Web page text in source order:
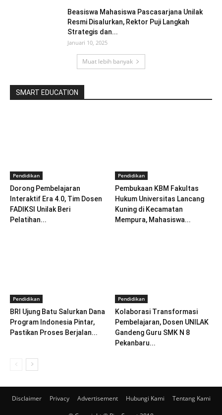
Beasiswa Mahasiswa Pascasarjana Unilak
Resmi Disalurkan, Rektor Puji Langkah
Strategis dan...
Januari 10, 2025
Muat lebih banyak
SMART EDUCATION
Pendidikan
Dorong Pembelajaran
Interaktif Era 4.0, Tim Dosen
FADIKSI Unilak Beri
Pelatihan...
Pendidikan
Pembukaan KBM Fakultas
Hukum Universitas Lancang
Kuning di Kecamatan
Mempura, Mahasiswa...
Pendidikan
BRI Ujung Batu Salurkan Dana
Program Indonesia Pintar,
Pastikan Proses Berjalan...
Pendidikan
Kolaborasi Transformasi
Pembelajaran, Dosen UNILAK
Gandeng Guru SMK N 8
Pekanbaru...
Disclaimer Privacy Advertisement Hubungi Kami Tentang Kami